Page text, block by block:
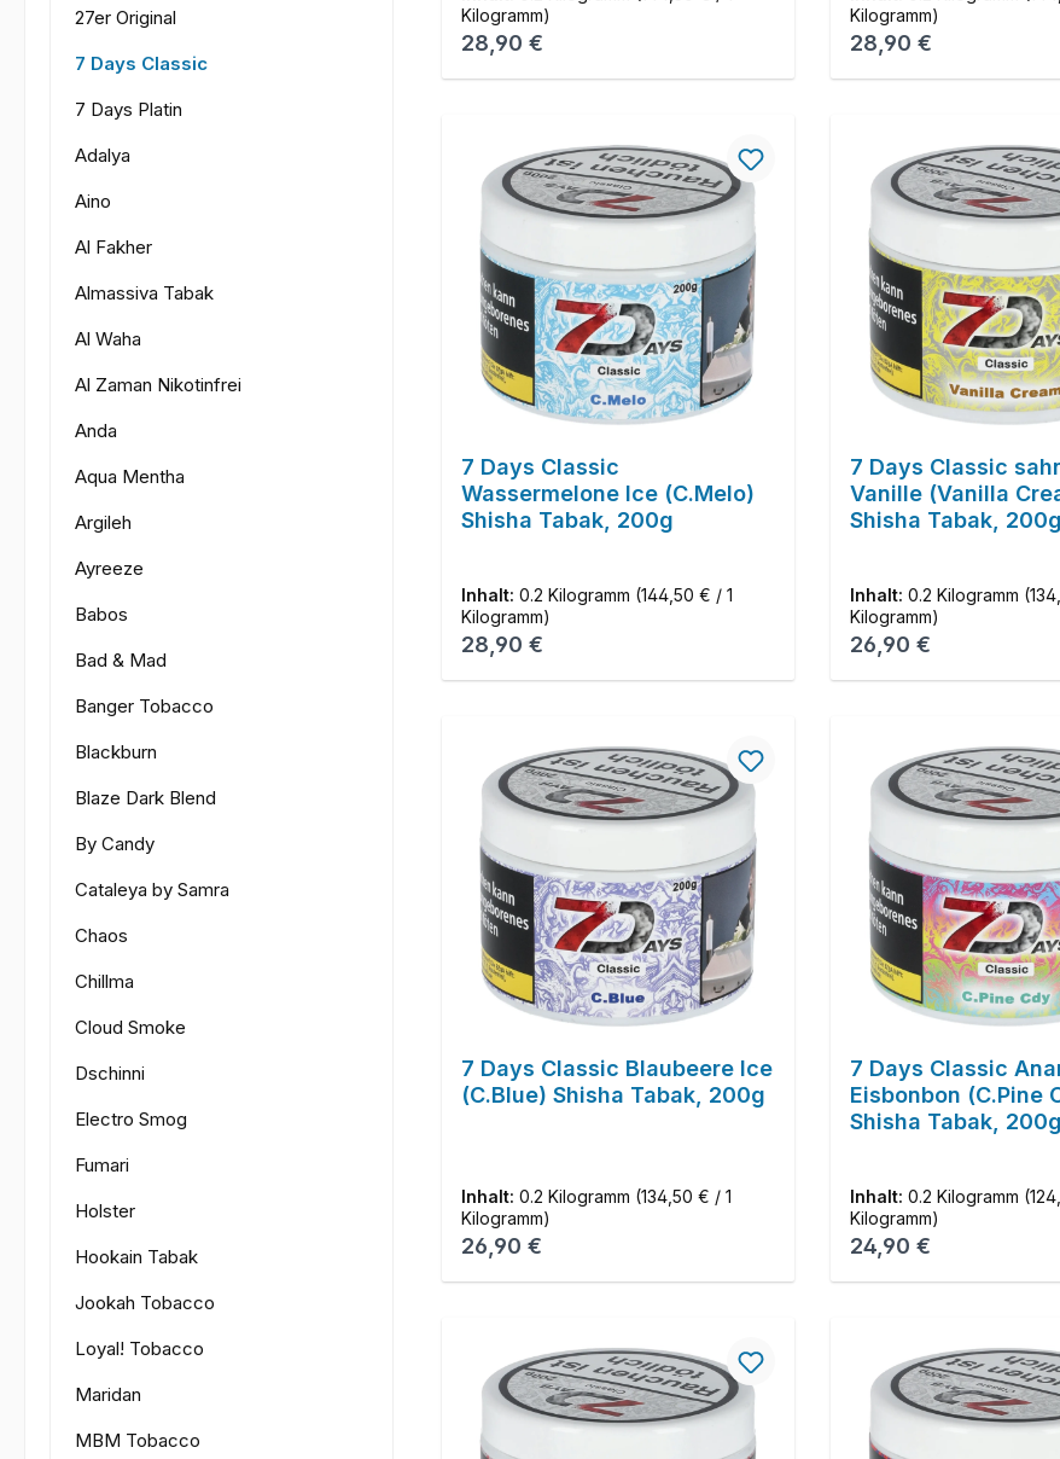
27er Original
7 Days Classic
7 Days Platin
Adalya
Aino
Al Fakher
Almassiva Tabak
Al Waha
Al Zaman Nikotinfrei
Anda
Aqua Mentha
Argileh
Ayreeze
Babos
Bad & Mad
Banger Tobacco
Blackburn
Blaze Dark Blend
By Candy
Cataleya by Samra
Chaos
Chillma
Cloud Smoke
Dschinni
Electro Smog
Fumari
Holster
Hookain Tabak
Jookah Tobacco
Loyal! Tobacco
Maridan
MBM Tobacco
Kilogramm)
Regulärer Preis:
28,90 €
Kilogramm)
Regulärer Preis:
28,90 €
7 Days Classic
Wassermelone Ice (C.Melo)
Shisha Tabak, 200g
Inhalt: 0.2 Kilogramm (144,50 € / 1
Kilogramm)
Regulärer Preis:
28,90 €
7 Days Classic
Vanille (Vanilla
Shisha Tabak, 200g
Inhalt:0.2 Kilogramm
Kilogramm)
Regulärer Preis:
26,90 €
7 Days Classic Blaubeere Ice
(C.Blue) Shisha Tabak, 200g
Inhalt: 0.2 Kilogramm (134,50 € / 1
Kilogramm)
Regulärer Preis:
26,90 €
7 Days Classic
Eisbonbon (C.Pine
Shisha Tabak, 200g
Inhalt:0.2 Kilogramm
Kilogramm)
Regulärer Preis:
24,90 €